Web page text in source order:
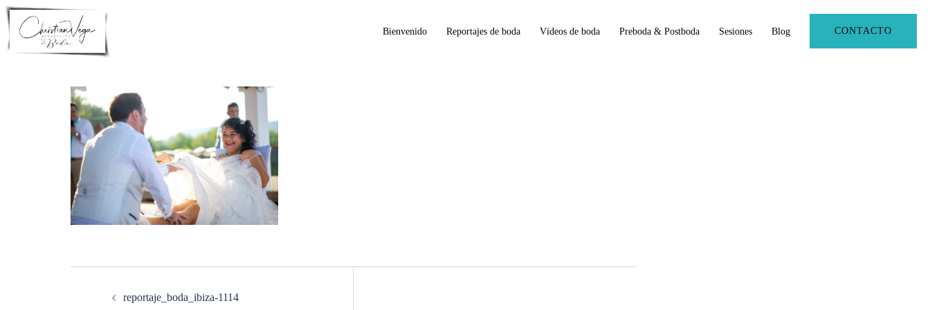
Saltar
al
contenido
Bienvenido Reportajes de boda Vídeos de boda Preboda & Postboda Sesiones Blog CONTACTO
reportaje_boda_ibiza-1114